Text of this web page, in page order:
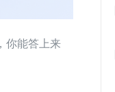
你能答上来